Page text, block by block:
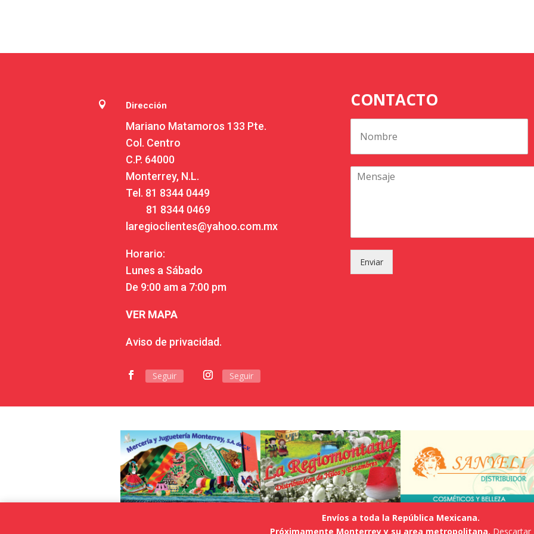
 Dirección
Mariano Matamoros 133 Pte.
Col. Centro
C.P. 64000
Monterrey, N.L.
Tel. 81 8344 0449
81 8344 0469
laregioclientes@yahoo.com.mx
Horario:
Lunes a Sábado
De 9:00 am a 7:00 pm
VER MAPA
Aviso de privacidad.
Seguir Seguir
CONTACTO
Enviar
Envíos a toda la República Mexicana.
Próximamente Monterrey y su area metropolitana. Descartar